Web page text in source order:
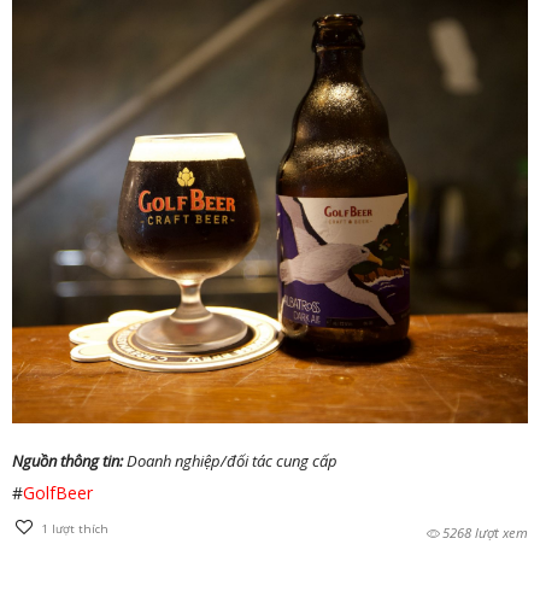
Nguồn thông tin:Doanh nghiệp/đối tác cung cấp
#GolfBeer
1 lượt thích 5268 lượt xem